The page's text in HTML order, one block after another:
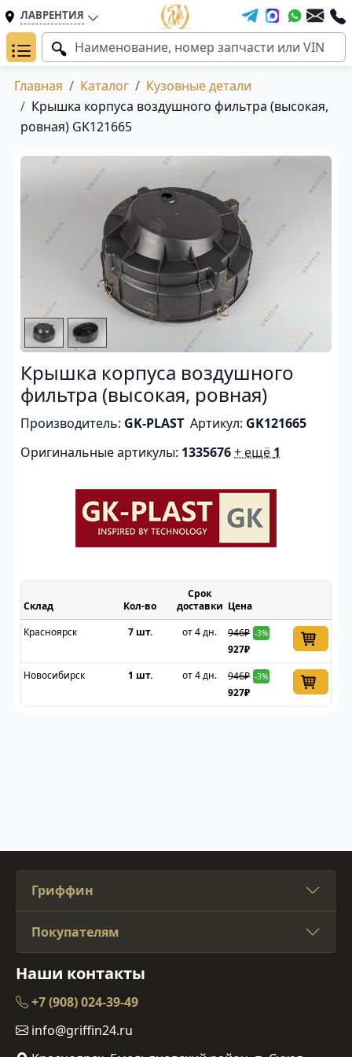
ЛАВРЕНТИЯ
Главная Каталог
Кузовные детали
Крышка корпуса воздушного фильтра (высокая,
ровная) GK121665
Крышка корпуса воздушного
фильтра (высокая, ровная)
Производитель: GK-PLAST Артикул: GK121665
Оригинальные артикулы: 1335676+ ещё 1
Склад
Срок
доставки Цена
Красноярск
7 шт. от 4 дн. 946₽ -3%
927₽
Новосибирск
1 шт. от 4 дн. 946₽ -3%
927₽
Гриффин
Покупателям
Наши контакты
+7 (908) 024-39-49
info@griffin24.ru